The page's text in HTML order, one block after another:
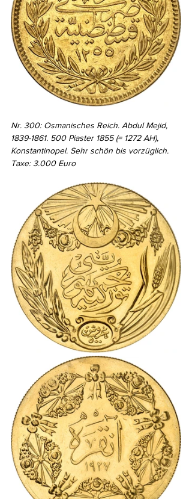
Nr. 300: Osmanisches Reich. Abdul Mejid,
1839-1861. 500 Piaster 1855 (= 1272 AH),
Konstantinopel. Sehr schön bis vorzüglich.
Taxe: 3.000 Euro